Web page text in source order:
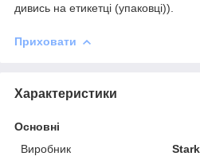
дивись на етикетці (упаковці)).
Приховати
Характеристики
Основні
Виробник